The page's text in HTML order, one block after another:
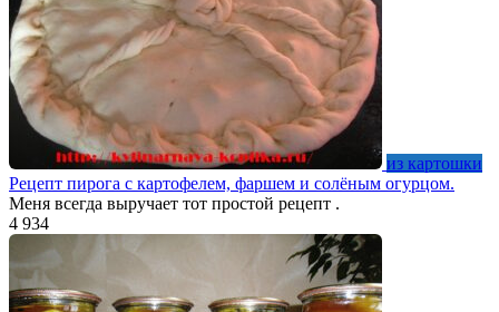
из картошки
Рецепт пирога с картофелем, фаршем и солёным огурцом.
Меня всегда выручает тот простой рецепт .
4 934